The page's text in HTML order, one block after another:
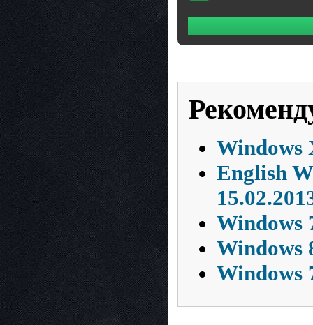
Windows
English
Windows
Windows
Windows